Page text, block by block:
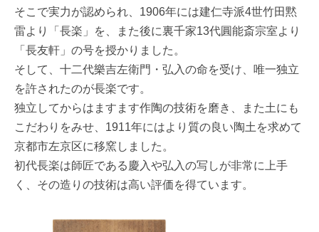
そこで実力が認められ、1906年には建仁寺派4世竹田黙
雷より「長楽」を、また後に裏千家13代圓能斎宗室より
「長友軒」の号を授かりました。
そして、十二代樂吉左衛門・弘入の命を受け、唯一独立
を許されたのが長楽です。
独立してからはますます作陶の技術を磨き、また土にも
こだわりをみせ、1911年にはより質の良い陶土を求めて
京都市左京区に移窯しました。
初代長楽は師匠である慶入や弘入の写しが非常に上手
く、その造りの技術は高い評価を得ています。